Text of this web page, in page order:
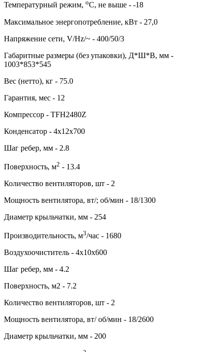
Температурный режим, оС, не выше - -18
Максимальное энергопотребление, кВт - 27,0
Напряжение сети, V/Hz/~ - 400/50/3
Габаритные размеры (без упаковки), Д*Ш*В, мм -
1003*853*545
Вес (нетто), кг - 75.0
Гарантия, мес - 12
Компрессор - TFH2480Z
Конденсатор - 4x12x700
Шаг ребер, мм - 2.8
Поверхность, м2 - 13.4
Количество вентиляторов, шт - 2
Мощность вентилятора, вт/; об/мин - 18/1300
Диаметр крыльчатки, мм - 254
Производительность, м3/час - 1680
Воздухоочиститель - 4x10x600
Шаг ребер, мм - 4.2
Поверхность, м2 - 7.2
Количество вентиляторов, шт - 2
Мощность вентилятора, вт/ об/мин - 18/2600
Диаметр крыльчатки, мм - 200